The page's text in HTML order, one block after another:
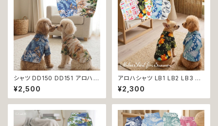
シャツ DD150 DD151 アロハ ト
ップス シャツ ヤシの木 ハイビス
カス 花柄 小型 中型 犬 犬服 猫
猫服 犬の服 猫の服 服 洋服 ペ
品交換不可
¥2,500
アロハシャツ LB1 LB2 LB3 LB
4 LB5 LB6 LB7 アロハ パイナ
ップル パイン ヤシの木 ハイビス
カス トロピカルフルーツ 花柄
ペット dog ドッグウェア おしゃ
れ かわいい 返品交換不可
¥2,300